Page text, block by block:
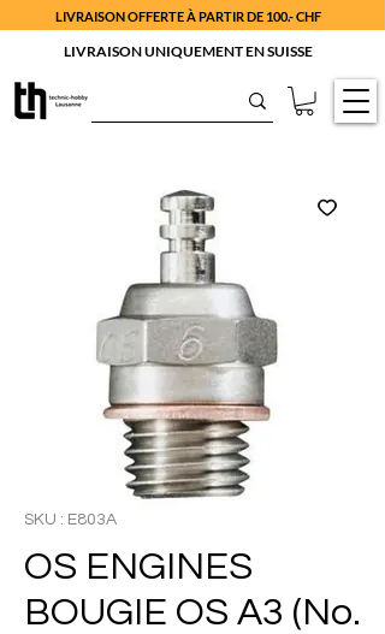
LIVRAISON OFFERTE À PARTIR DE 100.- CHF
LIVRAISON UNIQUEMENT EN SUISSE
SKU : E803A
OS ENGINES
BOUGIE OS A3 (No.